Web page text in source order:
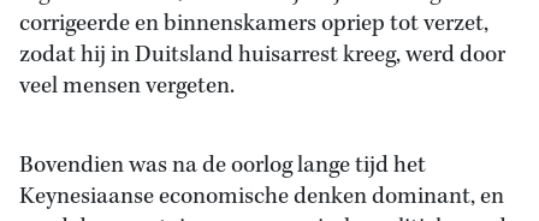
corrigeerde en binnenskamers opriep tot verzet,
zodat hij in Duitsland huisarrest kreeg, werd door
veel mensen vergeten.
Bovendien was na de oorlog lange tijd het
Keynesiaanse economische denken dominant, en